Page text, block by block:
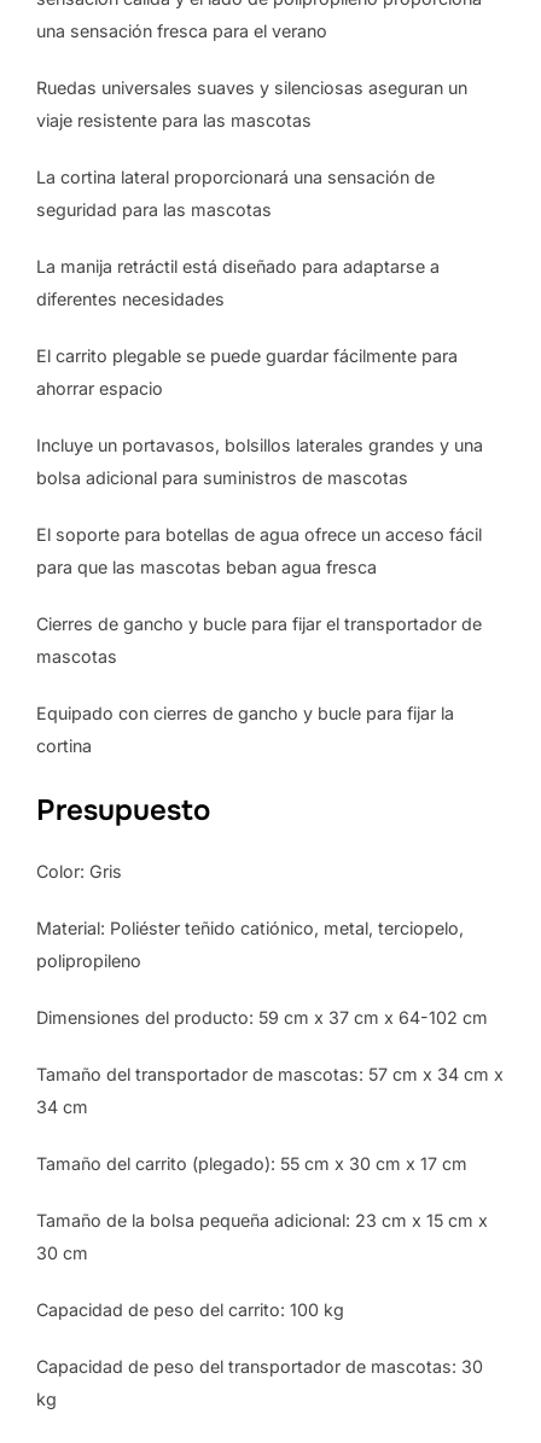
una sensación fresca para el verano
Ruedas universales suaves y silenciosas aseguran un
viaje resistente para las mascotas
La cortina lateral proporcionará una sensación de
seguridad para las mascotas
La manija retráctil está diseñado para adaptarse a
diferentes necesidades
El carrito plegable se puede guardar fácilmente para
ahorrar espacio
Incluye un portavasos, bolsillos laterales grandes y una
bolsa adicional para suministros de mascotas
El soporte para botellas de agua ofrece un acceso fácil
para que las mascotas beban agua fresca
Cierres de gancho y bucle para fijar el transportador de
mascotas
Equipado con cierres de gancho y bucle para fijar la
cortina
Presupuesto
Color: Gris
Material: Poliéster teñido catiónico, metal, terciopelo,
polipropileno
Dimensiones del producto: 59 cm x 37 cm x 64-102 cm
Tamaño del transportador de mascotas: 57 cm x 34 cm x
34 cm
Tamaño del carrito (plegado): 55 cm x 30 cm x 17 cm
Tamaño de la bolsa pequeña adicional: 23 cm x 15 cm x
30 cm
Capacidad de peso del carrito: 100 kg
Capacidad de peso del transportador de mascotas: 30
kg